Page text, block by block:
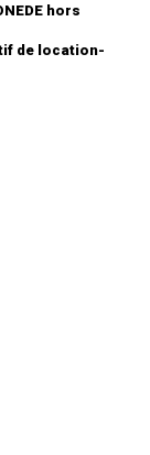
hors
de location-